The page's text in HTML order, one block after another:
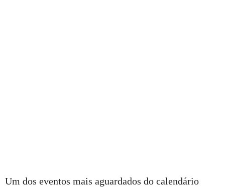
Um dos eventos mais aguardados do calendário